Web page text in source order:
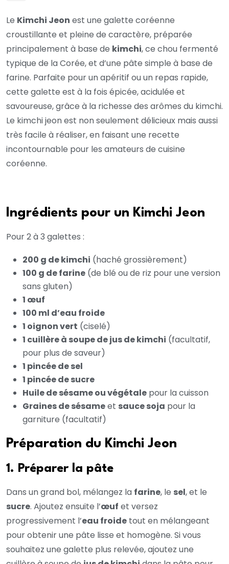
Le Kimchi Jeon est une galette coréenne
croustillante et pleine de caractère, préparée
principalement à base de kimchi, ce chou fermenté
typique de la Corée, et d’une pâte simple à base de
farine. Parfaite pour un apéritif ou un repas rapide,
cette galette est à la fois épicée, acidulée et
savoureuse, grâce à la richesse des arômes du kimchi.
Le kimchi jeon est non seulement délicieux mais aussi
très facile à réaliser, en faisant une recette
incontournable pour les amateurs de cuisine
coréenne.
Ingrédients pour un Kimchi Jeon
Pour 2 à 3 galettes :
200 g de kimchi (haché grossièrement)
100 g de farine (de blé ou de riz pour une version
sans gluten)
1 œuf
100 ml d’eau froide
1 oignon vert (ciselé)
1 cuillère à soupe de jus de kimchi (facultatif,
pour plus de saveur)
1 pincée de sel
1 pincée de sucre
Huile de sésame ou végétale pour la cuisson
Graines de sésameet sauce soja pour la
garniture (facultatif)
Préparation du Kimchi Jeon
1. Préparer la pâte
Dans un grand bol, mélangez la farine, le sel, et le
sucre. Ajoutez ensuite l’œuf et versez
progressivement l’eau froide tout en mélangeant
pour obtenir une pâte lisse et homogène. Si vous
souhaitez une galette plus relevée, ajoutez une